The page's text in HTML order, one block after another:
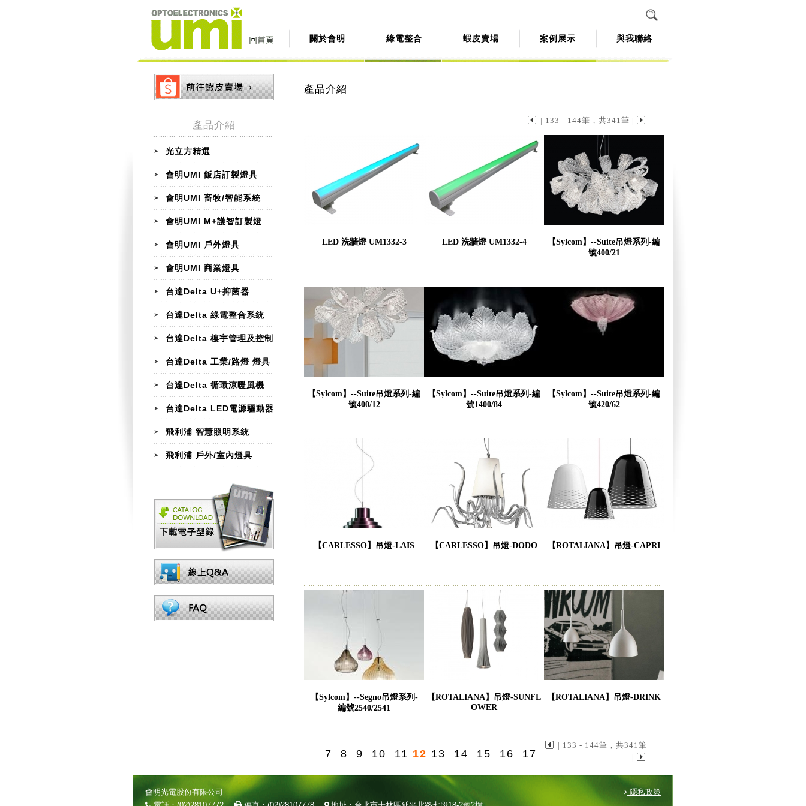
關於會明 綠電整合 蝦皮賣場 案例展示 與我聯絡
產品介紹
光立方精選
會明UMI 飯店訂製燈具
會明UMI 畜牧/智能系統
會明UMI M+護智訂製燈
會明UMI 戶外燈具
會明UMI 商業燈具
台達Delta U+抑菌器
台達Delta 綠電整合系統
台達Delta 樓宇管理及控制
台達Delta 工業/路燈 燈具
台達Delta 循環涼暖風機
台達Delta LED電源驅動器
飛利浦 智慧照明系統
飛利浦 戶外/室內燈具
產品介紹
| 133 - 144筆，共341筆 |
LED 洗牆燈 UM1332-3 LED 洗牆燈 UM1332-4
【Sylcom】--Suite吊燈系列-編
號400/21
【Sylcom】--Suite吊燈系列-編
號400/12
【Sylcom】--Suite吊燈系列-編
號1400/84
【Sylcom】--Suite吊燈系列-編
號420/62
【CARLESSO】吊燈-LAIS 【CARLESSO】吊燈-DODO 【ROTALIANA】吊燈-CAPRI
【Sylcom】--Segno吊燈系列-
編號2540/2541
【ROTALIANA】吊燈-SUNFL
OWER
【ROTALIANA】吊燈-DRINK
7 8 9 10 11 12 13 14 15 16 17
| 133 - 144筆，共341筆
|
會明光電股份有限公司
隱私政策